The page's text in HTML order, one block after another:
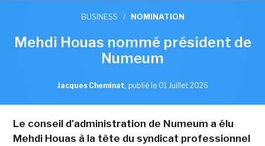
BUSINESS / NOMINATION
Mehdi Houas nommé président de
Numeum
Jacques Cheminat, publié le 01 Juillet 2026
Le conseil d'administration de Numeum a élu
Mehdi Houas à la tête du syndicat professionnel